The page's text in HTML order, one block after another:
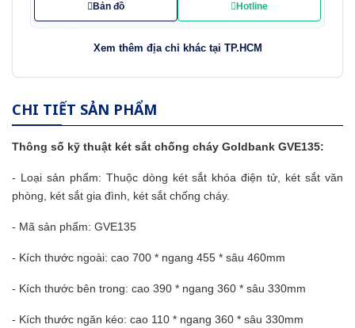
Bản đồ Hotline
Xem thêm địa chỉ khác tại TP.HCM
CHI TIẾT SẢN PHẨM
Thông số kỹ thuật két sắt chống cháy Goldbank GVE135:
- Loại sản phẩm: Thuộc dòng két sắt khóa điện tử, két sắt văn
phòng, két sắt gia đình, két sắt chống cháy.
- Mã sản phẩm: GVE135
- Kích thước ngoài: cao 700 * ngang 455 * sâu 460mm
- Kích thước bên trong: cao 390 * ngang 360 * sâu 330mm
- Kích thước ngăn kéo: cao 110 * ngang 360 * sâu 330mm